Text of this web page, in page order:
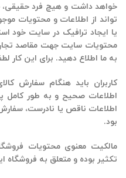
خواهد داشت و هیچ فرد
تواند از اطلاعات و محتویات
یا ایجاد ترافیک در سایت خود
محتویات سایت جهت مقاصد
به ما اطلاع دهید. براى این کار
کاربران باید هنگام سفارش
اطلاعات صحیح و به طور کامل
اطلاعات ناقص یا نادرست،
بود.
مالکیت معنوی محتویات
تکثیر بوده و متعلق به فروشگاه